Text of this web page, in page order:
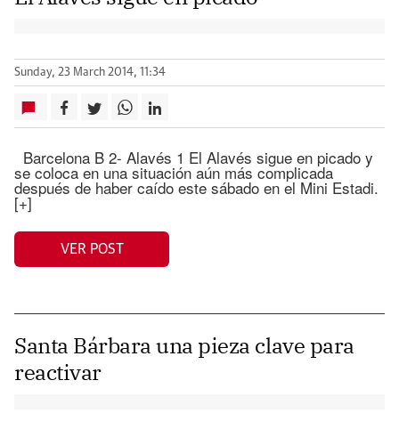
Sunday, 23 March 2014, 11:34
Barcelona B 2- Alavés 1 El Alavés sigue en picado y
se coloca en una situación aún más complicada
después de haber caído este sábado en el Mini Estadi.
[+]
VER POST
Santa Bárbara una pieza clave para
reactivar